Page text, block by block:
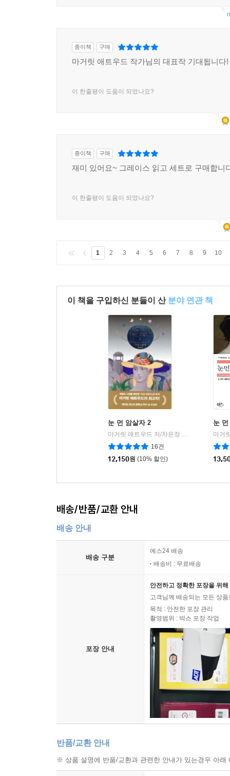
종이책 구매
마거릿 애트우드 작가님의 대표작 기대됩니다!
이 한줄평이 도움이 되었나요?
종이책 구매
재미 있어요~ 그레이스 읽고 세트로 구매합니
이 한줄평이 도움이 되었나요?
1 2 3 4 5 6 7 8 9 10
이 책을 구입하신 분들이 산 분야 연관 책
눈 먼 암살자 2
마거릿 애트우드 저/차은정 역
16건
12,150원 (10% 할인)
눈
배송/반품/교환 안내
배송 안내
배송 구분
예스24 배송
배송비 : 무료배송
포장 안내
안전하고 정확한 포장을 위
고객님께 배송되는 모든 상
목적 : 안전한 포장 관리
촬영범위 : 박스 포장 작업
반품/교환 안내
※ 상품 설명에 반품/교환과 관련한 안내가 있는경우 아